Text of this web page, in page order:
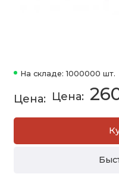
На складе: 1000000 шт.